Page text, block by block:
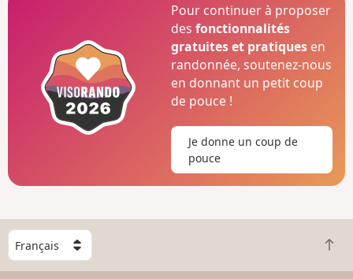
Pour continuer à proposer
desfonctionnalités
gratuites et pratiques en
randonnée, soutenez-nous
en donnant un petit coup
de pouce !
Je donne un coup de
pouce
C
h
o
R
e